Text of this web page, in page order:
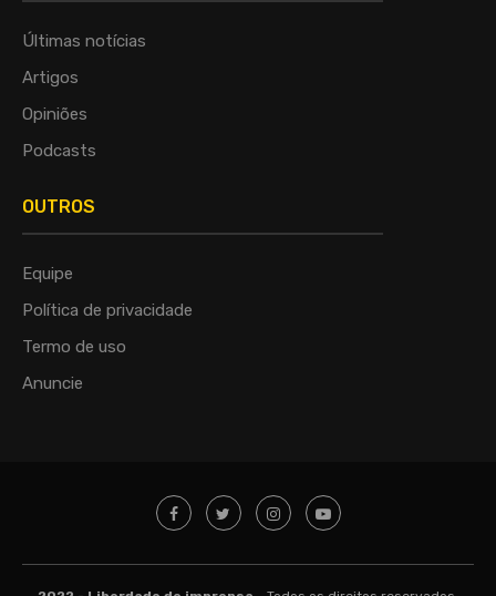
Últimas notícias
Artigos
Opiniões
Podcasts
OUTROS
Equipe
Política de privacidade
Termo de uso
Anuncie